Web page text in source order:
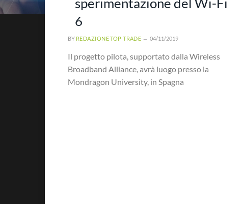
6
BY REDAZIONE TOP TRADE 04/11/2019
Il progetto pilota, supportato dalla Wireless
Broadband Alliance, avrà luogo presso la
Mondragon University, in Spagna